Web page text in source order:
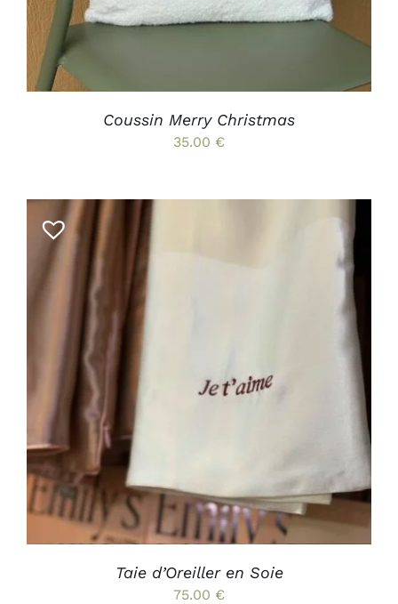
Coussin Merry Christmas
35.00 €
DÉTAILS
Taie d’Oreiller en Soie
75.00 €